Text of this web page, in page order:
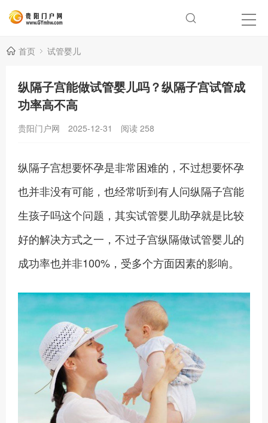
首页 试管婴儿
纵隔子宫能做试管婴儿吗？纵隔子宫试管成
功率高不高
贵阳门户网 2025-12-31 阅读 258
纵隔子宫想要怀孕是非常困难的，不过想要怀孕
也并非没有可能，也经常听到有人问纵隔子宫能
生孩子吗这个问题，其实试管婴儿助孕就是比较
好的解决方式之一，不过子宫纵隔做试管婴儿的
成功率也并非100%，受多个方面因素的影响。